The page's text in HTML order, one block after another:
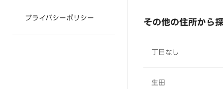
プライバシーポリシー その他の住所から
丁目なし
生田